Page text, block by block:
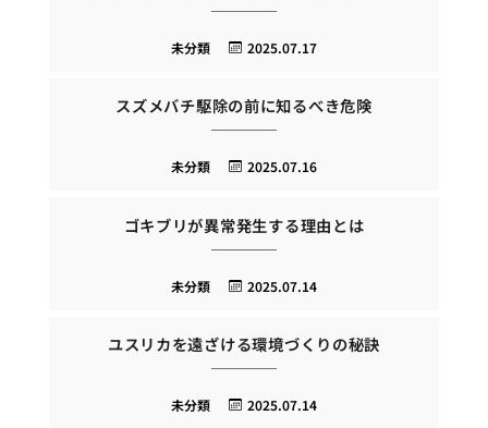
2025.07.17
未分類
スズメバチ駆除の前に知るべき危険
2025.07.16
未分類
ゴキブリが異常発生する理由とは
2025.07.14
未分類
ユスリカを遠ざける環境づくりの秘訣
2025.07.14
未分類